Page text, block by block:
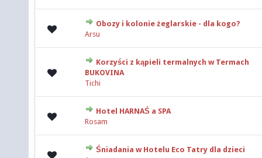
Obozy i kolonie żeglarskie - dla kogo?
Arsu
0 głosów - średnia ocena: 0 na 5 gwiazdek
Korzyści z kąpieli termalnych w Termach
BUKOVINA
Tichi
0 głosów - średnia ocena: 0 na 5 gwiazdek
Hotel HARNAŚ a SPA
Rosam
0 głosów - średnia ocena: 0 na 5 gwiazdek
Śniadania w Hotelu Eco Tatry dla dzieci
0 głosów - średnia ocena: 0 na 5 gwiazdek